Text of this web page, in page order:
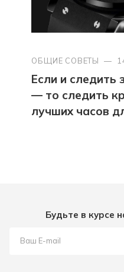
ОБЩИЕ СОВЕТЫ —
Если и следить
— то следить
лучших часов
Будьте в курсе